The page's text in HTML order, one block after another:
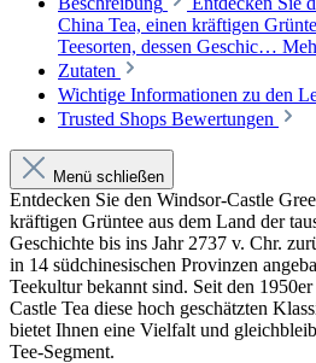
China Tea, einen kräftigen
Teesorten, dessen Geschic…
Zutaten
Wichtige Informationen zu den
Trusted Shops Bewertungen
Menü schließen
Entdecken Sie den Windsor-Castle
kräftigen Grüntee aus dem Land der
Geschichte bis ins Jahr 2737 v. Chr.
in 14 südchinesischen Provinzen
Teekultur bekannt sind. Seit den
Castle Tea diese hoch geschätzten
bietet Ihnen eine Vielfalt und
Tee-Segment.